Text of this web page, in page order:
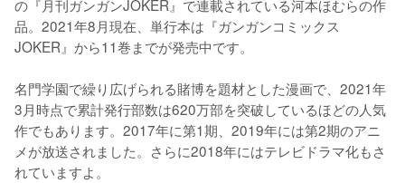
の『月刊ガンガンJOKER』で連載されている河本ほむらの作
品。2021年8月現在、単行本は『ガンガンコミックス
JOKER』から11巻までが発売中です。
名門学園で繰り広げられる賭博を題材とした漫画で、2021年
3月時点で累計発行部数は620万部を突破しているほどの人気
作でもあります。2017年に第1期、2019年には第2期のアニ
メが放送されました。さらに2018年にはテレビドラマ化もさ
れていますよ。